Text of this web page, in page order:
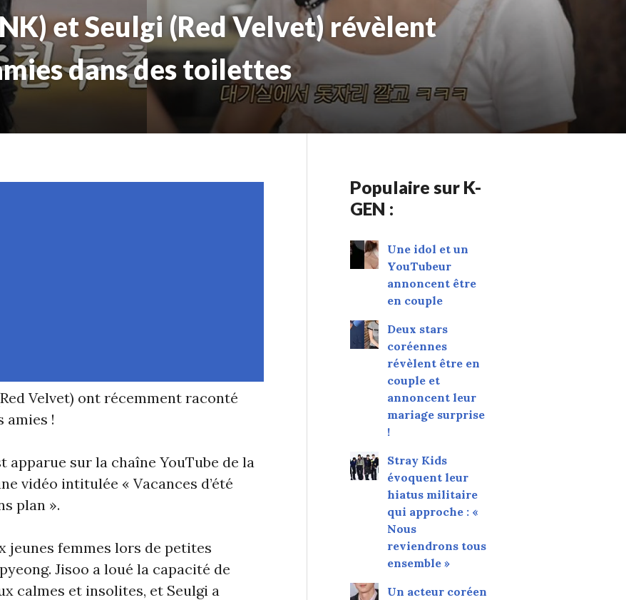
et Seulgi (Red Velvet) révèlent
dans des toilettes
Velvet) ont récemment raconté
amies !
apparue sur la chaîne YouTube de la
vidéo intitulée « Vacances d’été
plan ».
jeunes femmes lors de petites
Jisoo a loué la capacité de
calmes et insolites, et Seulgi a
Populaire sur K-
GEN :
Une idol et un
YouTubeur
annoncent être
en couple
Deux stars
coréennes
révèlent être en
couple et
annoncent leur
mariage surprise
!
Stray Kids
évoquent leur
hiatus militaire
qui approche : «
Nous
reviendrons tous
ensemble »
Un acteur coréen